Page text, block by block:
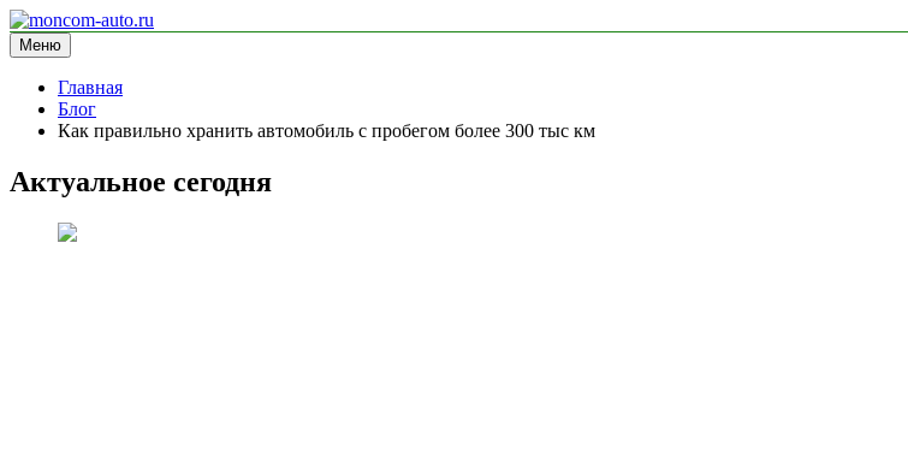
Перейти
к
содержимому
moncom-auto.ru
блог про автомобили
Меню
Главная
Блог
Как правильно хранить автомобиль с пробегом более 300 тыс км
Актуальное сегодня